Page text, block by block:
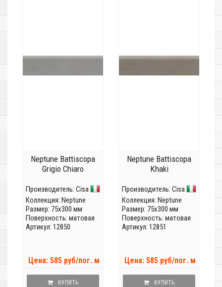
Neptune Battiscopa
Grigio Chiaro
Производитель: Cisa
Коллекция: Neptune
Размер: 75x300 мм
Поверхность: матовая
Артикул: 12850
Цена: 585 руб/пог. м
КУПИТЬ
Neptune Battiscopa
Khaki
Производитель: Cisa
Коллекция: Neptune
Размер: 75x300 мм
Поверхность: матовая
Артикул: 12851
Цена: 585 руб/пог. м
КУПИТЬ